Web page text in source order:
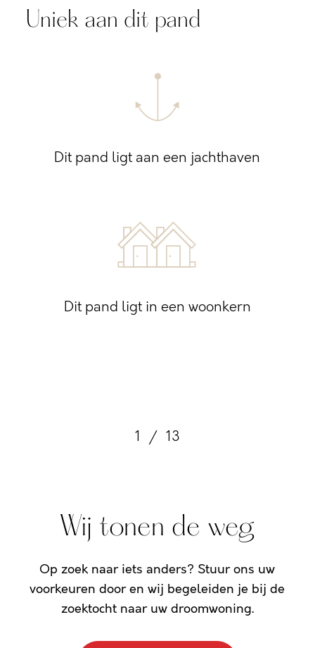
Uniek aan dit pand
Dit pand ligt aan een jachthaven
Dit pand ligt in een woonkern
1 / 13
Wij tonen de weg
Op zoek naar iets anders? Stuur ons uw
voorkeuren door en wij begeleiden je bij de
zoektocht naar uw droomwoning.